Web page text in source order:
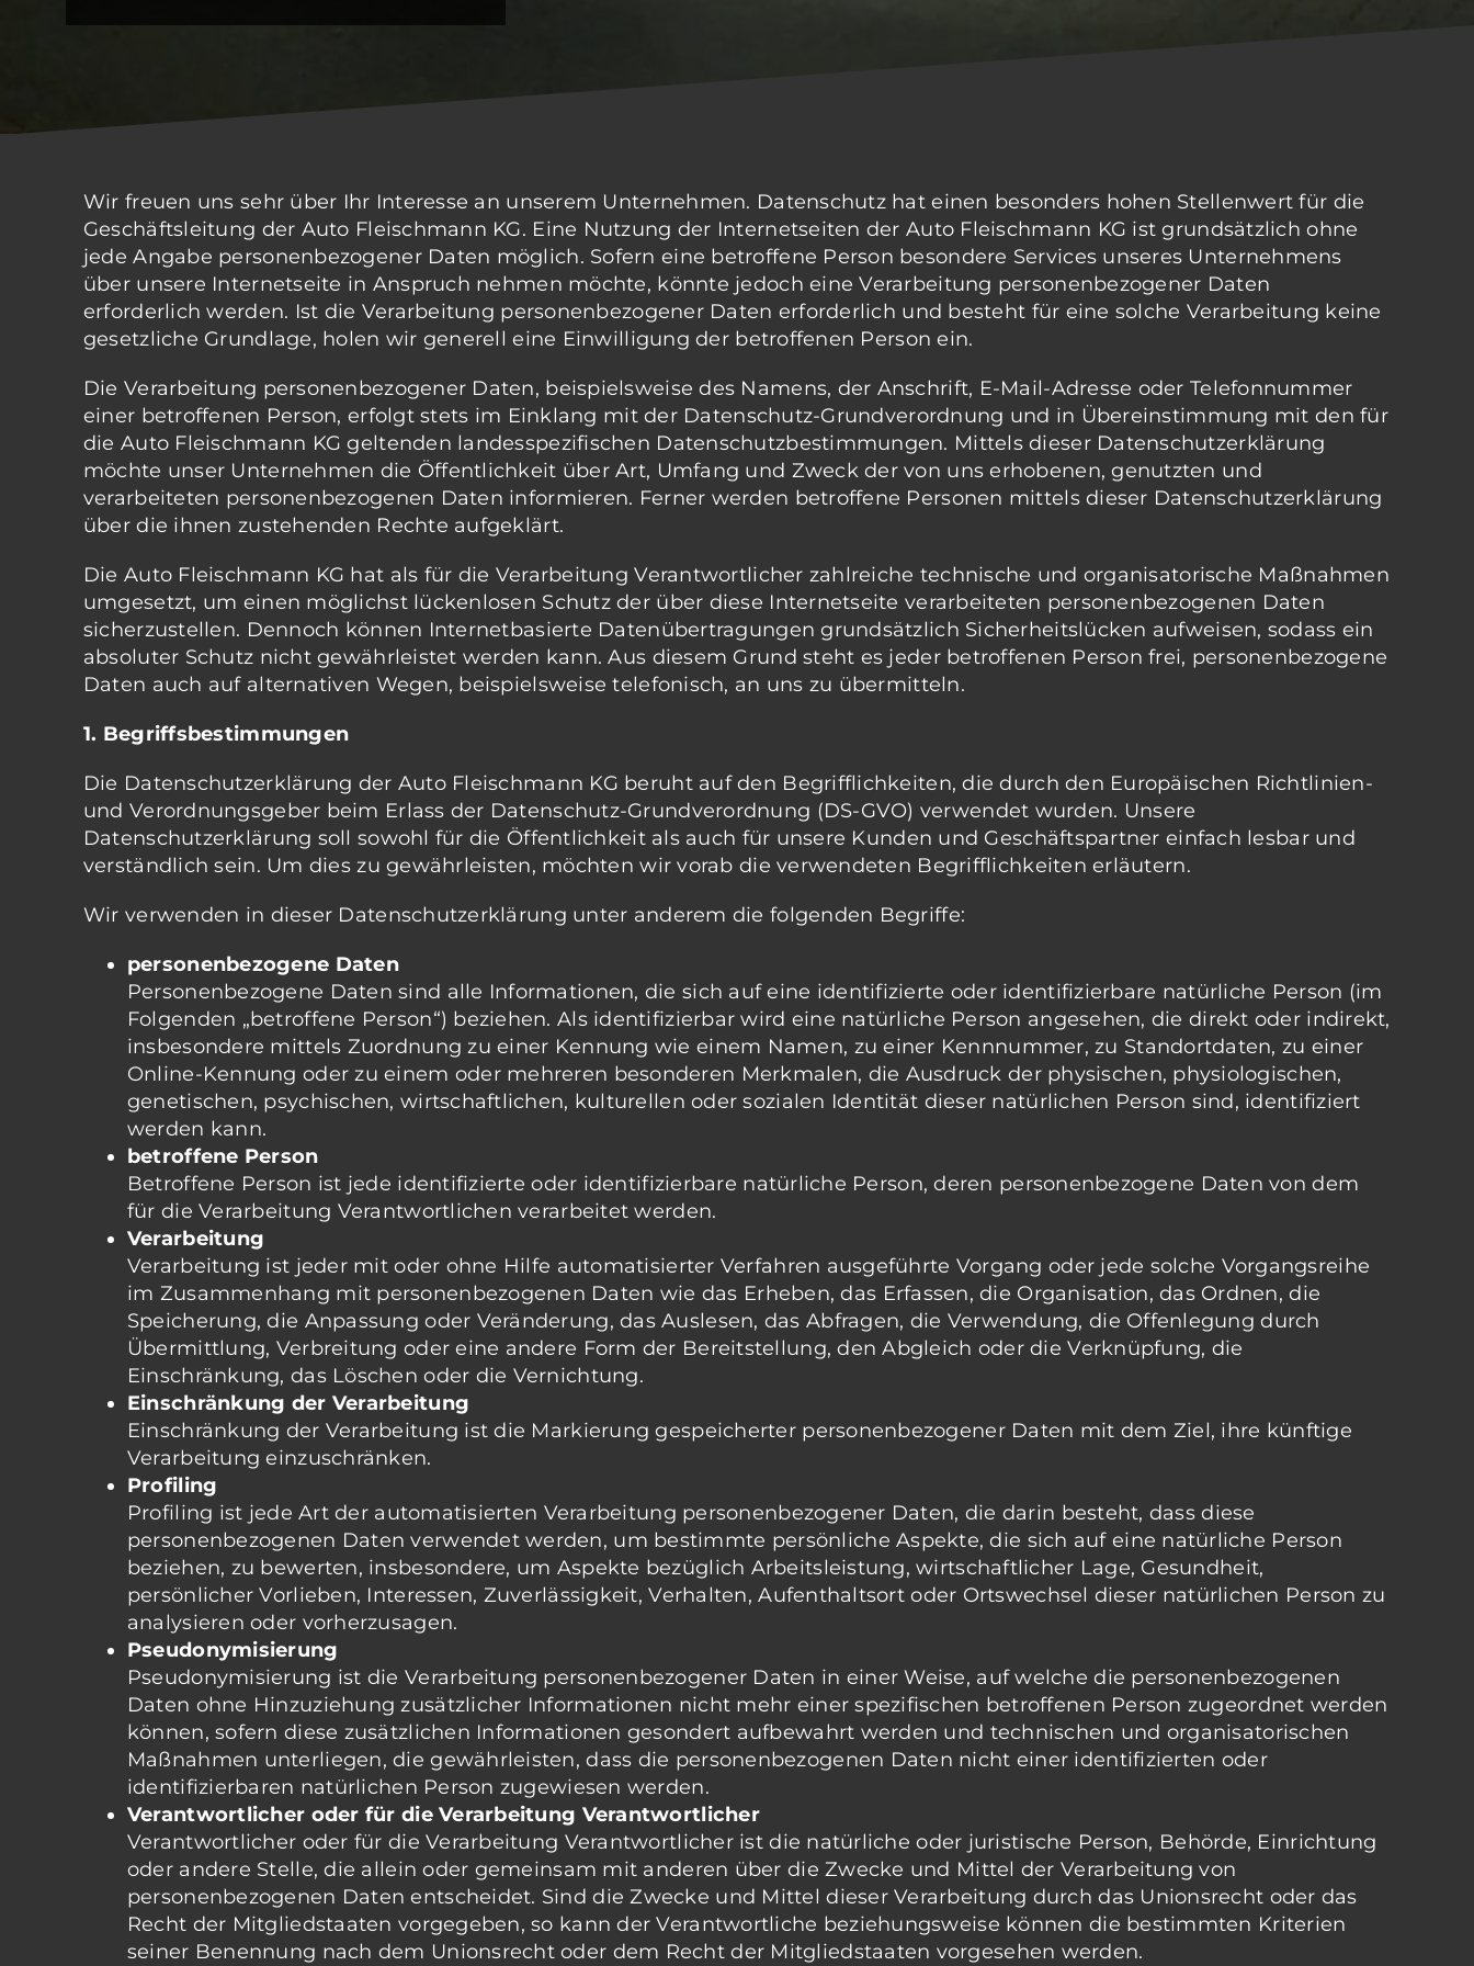
Wir freuen uns sehr über Ihr Interesse an unserem Unternehmen. Datenschutz hat einen besonders hohen Stellenwert für die
Geschäftsleitung der Auto Fleischmann KG. Eine Nutzung der Internetseiten der Auto Fleischmann KG ist grundsätzlich ohne
jede Angabe personenbezogener Daten möglich. Sofern eine betroffene Person besondere Services unseres Unternehmens
über unsere Internetseite in Anspruch nehmen möchte, könnte jedoch eine Verarbeitung personenbezogener Daten
erforderlich werden. Ist die Verarbeitung personenbezogener Daten erforderlich und besteht für eine solche Verarbeitung keine
gesetzliche Grundlage, holen wir generell eine Einwilligung der betroffenen Person ein.
Die Verarbeitung personenbezogener Daten, beispielsweise des Namens, der Anschrift, E-Mail-Adresse oder Telefonnummer
einer betroffenen Person, erfolgt stets im Einklang mit der Datenschutz-Grundverordnung und in Übereinstimmung mit den für
die Auto Fleischmann KG geltenden landesspezifischen Datenschutzbestimmungen. Mittels dieser Datenschutzerklärung
möchte unser Unternehmen die Öffentlichkeit über Art, Umfang und Zweck der von uns erhobenen, genutzten und
verarbeiteten personenbezogenen Daten informieren. Ferner werden betroffene Personen mittels dieser Datenschutzerklärung
über die ihnen zustehenden Rechte aufgeklärt.
Die Auto Fleischmann KG hat als für die Verarbeitung Verantwortlicher zahlreiche technische und organisatorische Maßnahmen
umgesetzt, um einen möglichst lückenlosen Schutz der über diese Internetseite verarbeiteten personenbezogenen Daten
sicherzustellen. Dennoch können Internetbasierte Datenübertragungen grundsätzlich Sicherheitslücken aufweisen, sodass ein
absoluter Schutz nicht gewährleistet werden kann. Aus diesem Grund steht es jeder betroffenen Person frei, personenbezogene
Daten auch auf alternativen Wegen, beispielsweise telefonisch, an uns zu übermitteln.
1. Begriffsbestimmungen
Die Datenschutzerklärung der Auto Fleischmann KG beruht auf den Begrifflichkeiten, die durch den Europäischen Richtlinien-
und Verordnungsgeber beim Erlass der Datenschutz-Grundverordnung (DS-GVO) verwendet wurden. Unsere
Datenschutzerklärung soll sowohl für die Öffentlichkeit als auch für unsere Kunden und Geschäftspartner einfach lesbar und
verständlich sein. Um dies zu gewährleisten, möchten wir vorab die verwendeten Begrifflichkeiten erläutern.
Wir verwenden in dieser Datenschutzerklärung unter anderem die folgenden Begriffe:
personenbezogene Daten
Personenbezogene Daten sind alle Informationen, die sich auf eine identifizierte oder identifizierbare natürliche Person (im
Folgenden „betroffene Person“) beziehen. Als identifizierbar wird eine natürliche Person angesehen, die direkt oder indirekt,
insbesondere mittels Zuordnung zu einer Kennung wie einem Namen, zu einer Kennnummer, zu Standortdaten, zu einer
Online-Kennung oder zu einem oder mehreren besonderen Merkmalen, die Ausdruck der physischen, physiologischen,
genetischen, psychischen, wirtschaftlichen, kulturellen oder sozialen Identität dieser natürlichen Person sind, identifiziert
werden kann.
betroffene Person
Betroffene Person ist jede identifizierte oder identifizierbare natürliche Person, deren personenbezogene Daten von dem
für die Verarbeitung Verantwortlichen verarbeitet werden.
Verarbeitung
Verarbeitung ist jeder mit oder ohne Hilfe automatisierter Verfahren ausgeführte Vorgang oder jede solche Vorgangsreihe
im Zusammenhang mit personenbezogenen Daten wie das Erheben, das Erfassen, die Organisation, das Ordnen, die
Speicherung, die Anpassung oder Veränderung, das Auslesen, das Abfragen, die Verwendung, die Offenlegung durch
Übermittlung, Verbreitung oder eine andere Form der Bereitstellung, den Abgleich oder die Verknüpfung, die
Einschränkung, das Löschen oder die Vernichtung.
Einschränkung der Verarbeitung
Einschränkung der Verarbeitung ist die Markierung gespeicherter personenbezogener Daten mit dem Ziel, ihre künftige
Verarbeitung einzuschränken.
Profiling
Profiling ist jede Art der automatisierten Verarbeitung personenbezogener Daten, die darin besteht, dass diese
personenbezogenen Daten verwendet werden, um bestimmte persönliche Aspekte, die sich auf eine natürliche Person
beziehen, zu bewerten, insbesondere, um Aspekte bezüglich Arbeitsleistung, wirtschaftlicher Lage, Gesundheit,
persönlicher Vorlieben, Interessen, Zuverlässigkeit, Verhalten, Aufenthaltsort oder Ortswechsel dieser natürlichen Person zu
analysieren oder vorherzusagen.
Pseudonymisierung
Pseudonymisierung ist die Verarbeitung personenbezogener Daten in einer Weise, auf welche die personenbezogenen
Daten ohne Hinzuziehung zusätzlicher Informationen nicht mehr einer spezifischen betroffenen Person zugeordnet werden
können, sofern diese zusätzlichen Informationen gesondert aufbewahrt werden und technischen und organisatorischen
Maßnahmen unterliegen, die gewährleisten, dass die personenbezogenen Daten nicht einer identifizierten oder
identifizierbaren natürlichen Person zugewiesen werden.
Verantwortlicher oder für die Verarbeitung Verantwortlicher
Verantwortlicher oder für die Verarbeitung Verantwortlicher ist die natürliche oder juristische Person, Behörde, Einrichtung
oder andere Stelle, die allein oder gemeinsam mit anderen über die Zwecke und Mittel der Verarbeitung von
personenbezogenen Daten entscheidet. Sind die Zwecke und Mittel dieser Verarbeitung durch das Unionsrecht oder das
Recht der Mitgliedstaaten vorgegeben, so kann der Verantwortliche beziehungsweise können die bestimmten Kriterien
seiner Benennung nach dem Unionsrecht oder dem Recht der Mitgliedstaaten vorgesehen werden.